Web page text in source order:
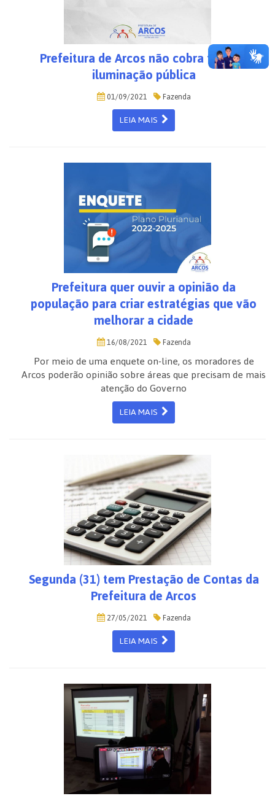
Prefeitura de Arcos não cobra taxa de
iluminação pública
01/09/2021 Fazenda
LEIA MAIS
Prefeitura quer ouvir a opinião da
população para criar estratégias que vão
melhorar a cidade
16/08/2021 Fazenda
Por meio de uma enquete on-line, os moradores de
Arcos poderão opinião sobre áreas que precisam de mais
atenção do Governo
LEIA MAIS
Segunda (31) tem Prestação de Contas da
Prefeitura de Arcos
27/05/2021 Fazenda
LEIA MAIS